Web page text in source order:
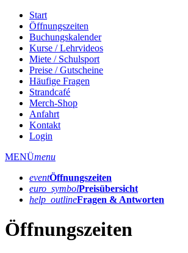
Start
Öffnungszeiten
Buchungskalender
Kurse / Lehrvideos
Miete / Schulsport
Preise / Gutscheine
Häufige Fragen
Strandcafé
Merch-Shop
Anfahrt
Kontakt
Login
MENÜmenu
eventÖffnungs­zeiten
euro_symbolPreis­übersicht
help_outlineFragen & Antworten
Öffnungszeiten